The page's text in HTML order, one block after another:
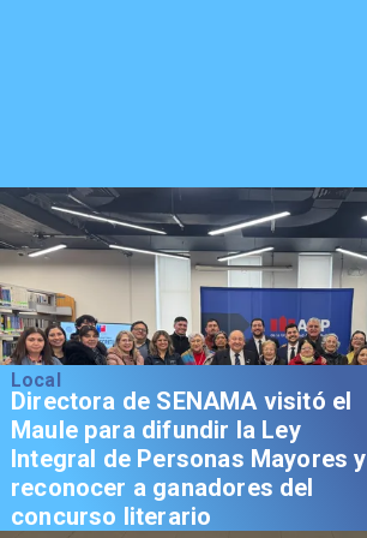
Local
Directora de SENAMA visitó el
Maule para difundir la Ley
Integral de Personas Mayores y
reconocer a ganadores del
concurso literario